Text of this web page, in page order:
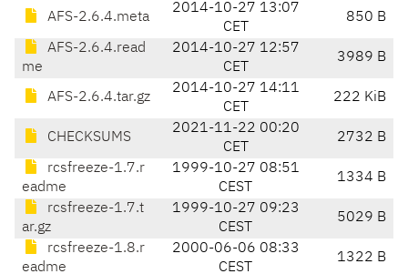
AFS-2.6.4.meta
2014-10-27 13:07
CET
850 B
AFS-2.6.4.read
me
2014-10-27 12:57
CET
3989 B
AFS-2.6.4.tar.gz
2014-10-27 14:11
CET
222 KiB
CHECKSUMS
2021-11-22 00:20
CET
2732 B
rcsfreeze-1.7.r
eadme
1999-10-27 08:51
CEST
1334 B
rcsfreeze-1.7.t
ar.gz
1999-10-27 09:23
CEST
5029 B
rcsfreeze-1.8.r
eadme
2000-06-06 08:33
CEST
1322 B